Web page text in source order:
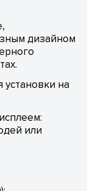
дизайном
на
или